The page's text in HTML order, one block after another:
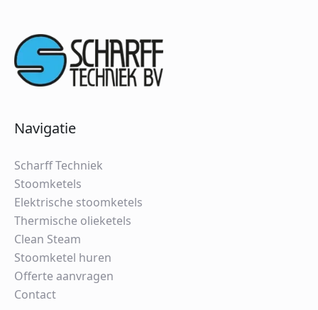
Navigatie
Scharff Techniek
Stoomketels
Elektrische stoomketels
Thermische olieketels
Clean Steam
Stoomketel huren
Offerte aanvragen
Contact